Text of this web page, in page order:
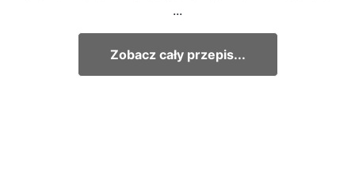
...
Zobacz cały przepis...